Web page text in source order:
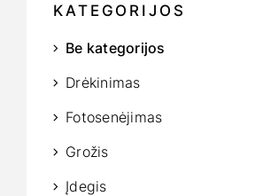
KATEGORIJOS
Be kategorijos
Drėkinimas
Fotosenėjimas
Grožis
Įdegis